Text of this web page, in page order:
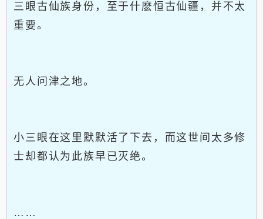
三眼古仙族身份，至于什麽恒古仙疆，并不太
重要。
无人问津之地。
小三眼在这里默默活了下去，而这世间太多修
士却都认为此族早已灭绝。
……